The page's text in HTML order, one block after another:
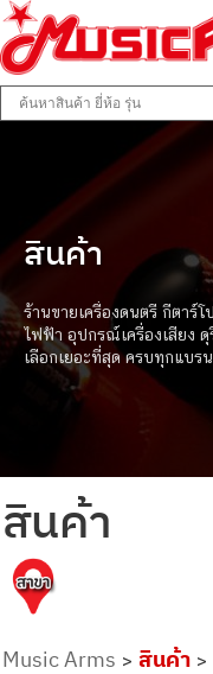
Music Arms
ศูนย์รวมครื่องดนตรีทุกช
สินค้า
ร้านขายเครื่องดนตรี กีตาร์
ไฟฟ้า อุปกรณ์เครื่องเสียง
เลือกเยอะที่สุด ครบทุกแบร
บ้านคุณ
สินค้า
Music Arms > สินค้า>